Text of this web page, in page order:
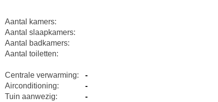
Aantal kamers:
Aantal slaapkamers:
Aantal badkamers:
Aantal toiletten:
Centrale verwarming:
-
Airconditioning:
-
Tuin aanwezig:
-